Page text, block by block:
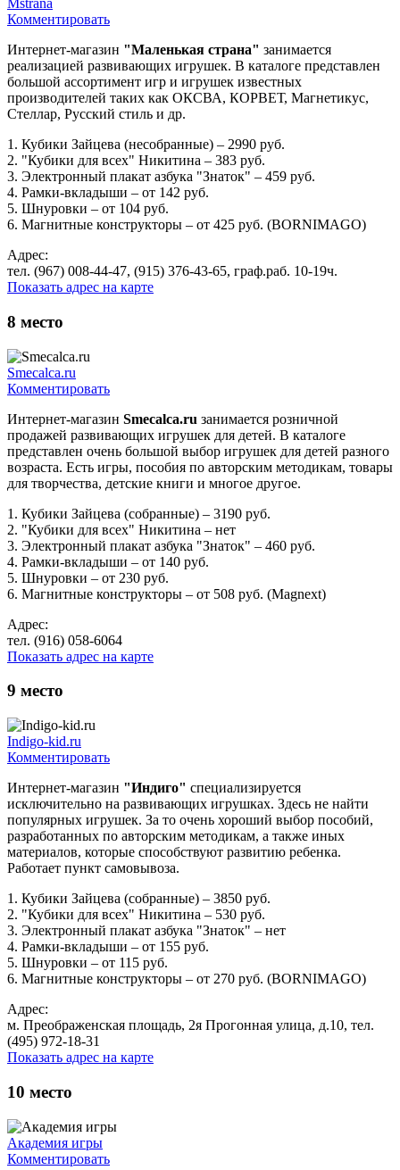
Mstrana
Комментировать
Интернет-магазин "Маленькая страна" занимается
реализацией развивающих игрушек. В каталоге представлен
большой ассортимент игр и игрушек известных
производителей таких как ОКСВА, КОРВЕТ, Магнетикус,
Стеллар, Русский стиль и др.
1. Кубики Зайцева (несобранные) – 2990 руб.
2. "Кубики для всех" Никитина – 383 руб.
3. Электронный плакат азбука "Знаток" – 459 руб.
4. Рамки-вкладыши – от 142 руб.
5. Шнуровки – от 104 руб.
6. Магнитные конструкторы – от 425 руб. (BORNIMAGO)
Адрес:
тел. (967) 008-44-47, (915) 376-43-65, граф.раб. 10-19ч.
Показать адрес на карте
8 место
Smecalca.ru
Комментировать
Интернет-магазин Smecalca.ru занимается розничной
продажей развивающих игрушек для детей. В каталоге
представлен очень большой выбор игрушек для детей разного
возраста. Есть игры, пособия по авторским методикам, товары
для творчества, детские книги и многое другое.
1. Кубики Зайцева (собранные) – 3190 руб.
2. "Кубики для всех" Никитина – нет
3. Электронный плакат азбука "Знаток" – 460 руб.
4. Рамки-вкладыши – от 140 руб.
5. Шнуровки – от 230 руб.
6. Магнитные конструкторы – от 508 руб. (Magnext)
Адрес:
тел. (916) 058-6064
Показать адрес на карте
9 место
Indigo-kid.ru
Комментировать
Интернет-магазин "Индиго" специализируется
исключительно на развивающих игрушках. Здесь не найти
популярных игрушек. За то очень хороший выбор пособий,
разработанных по авторским методикам, а также иных
материалов, которые способствуют развитию ребенка.
Работает пункт самовывоза.
1. Кубики Зайцева (собранные) – 3850 руб.
2. "Кубики для всех" Никитина – 530 руб.
3. Электронный плакат азбука "Знаток" – нет
4. Рамки-вкладыши – от 155 руб.
5. Шнуровки – от 115 руб.
6. Магнитные конструкторы – от 270 руб. (BORNIMAGO)
Адрес:
м. Преображенская площадь, 2я Прогонная улица, д.10, тел.
(495) 972-18-31
Показать адрес на карте
10 место
Академия игры
Комментировать